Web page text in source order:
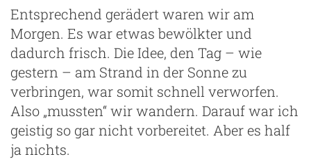
Entsprechend gerädert waren wir am
Morgen. Es war etwas bewölkter und
dadurch frisch. Die Idee, den Tag – wie
gestern – am Strand in der Sonne zu
verbringen, war somit schnell verworfen.
Also „mussten“ wir wandern. Darauf war ich
geistig so gar nicht vorbereitet. Aber es half
ja nichts.